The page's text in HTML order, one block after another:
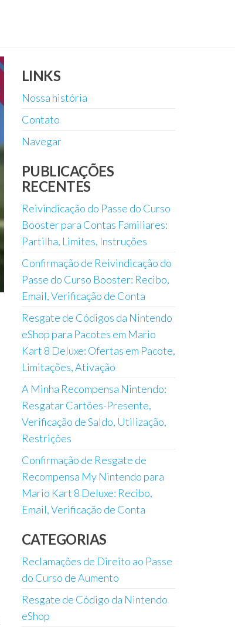
LINKS
Nossa história
Contato
Navegar
PUBLICAÇÕES
RECENTES
Reivindicação do Passe do Curso
Booster para Contas Familiares:
Partilha, Limites, Instruções
Confirmação de Reivindicação do
Passe do Curso Booster: Recibo,
Email, Verificação de Conta
Resgate de Códigos da Nintendo
eShop para Pacotes em Mario
Kart 8 Deluxe: Ofertas em Pacote,
Limitações, Ativação
A Minha Recompensa Nintendo:
Resgatar Cartões-Presente,
Verificação de Saldo, Utilização,
Restrições
Confirmação de Resgate de
Recompensa My Nintendo para
Mario Kart 8 Deluxe: Recibo,
Email, Verificação de Conta
CATEGORIAS
Reclamações de Direito ao Passe
do Curso de Aumento
Resgate de Código da Nintendo
eShop